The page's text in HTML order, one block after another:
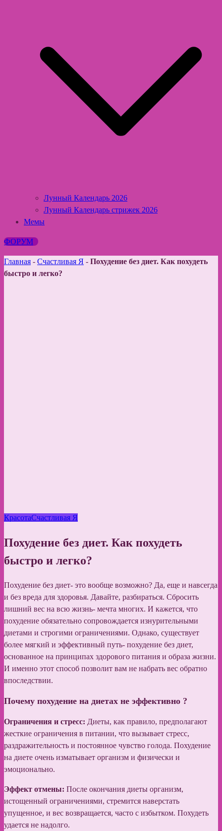
Лунный Календарь 2026
Лунный Календарь стрижек 2026
Мемы
ФОРУМ
Главная - Счастливая Я - Похудение без диет. Как похудеть
быстро и легко?
КрасотаСчастливая Я
Похудение без диет. Как похудеть
быстро и легко?
Похудение без диет- это вообще возможно? Да, еще и навсегда
и без вреда для здоровья. Давайте, разбираться. Сбросить
лишний вес на всю жизнь- мечта многих. И кажется, что
похудение обязательно сопровождается изнурительными
диетами и строгими ограничениями. Однако, существует
более мягкий и эффективный путь- похудение без диет,
основанное на принципах здорового питания и образа жизни.
И именно этот способ позволит вам не набрать вес обратно
впоследствии.
Почему похудение на диетах не эффективно ?
Ограничения и стресс: Диеты, как правило, предполагают
жесткие ограничения в питании, что вызывает стресс,
раздражительность и постоянное чувство голода. Похудение
на диете очень изматывает организм и физически и
эмоционально.
Эффект отмены: После окончания диеты организм,
истощенный ограничениями, стремится наверстать
упущенное, и вес возвращается, часто с избытком. Похудеть
удается не надолго.